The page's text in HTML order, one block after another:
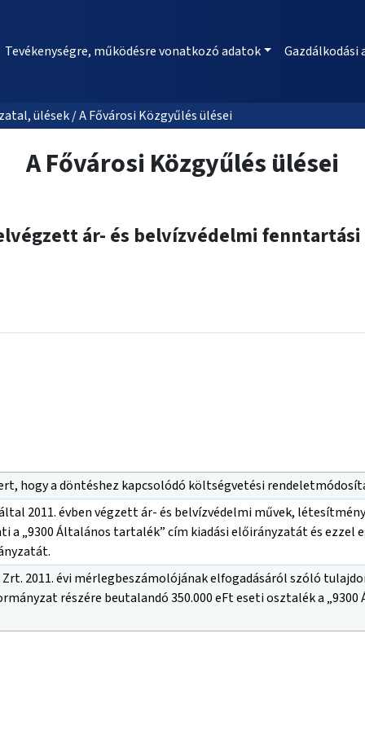
Tevékenységre, működésre vonatkozó adatok Gazdálkodási
ülések / A Fővárosi Közgyűlés ülései
A Fővárosi Közgyűlés ülései
ár- és belvízvédelmi
hogy a döntéshez kapcsolódó költségvetési
2011. évben végzett ár- és belvízvédelmi művek,
a „9300 Általános tartalék” cím kiadási előirányzatát és ezzel
Zrt. 2011. évi mérlegbeszámolójának elfogadásáról szóló
részére beutalandó 350.000 eFt eseti osztalék a